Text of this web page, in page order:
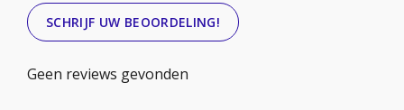
SCHRIJF UW BEOORDELING!
Geen reviews gevonden